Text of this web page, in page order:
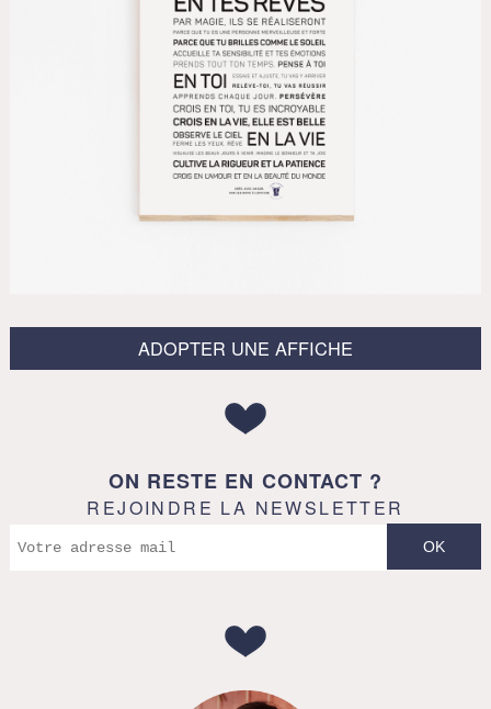
ADOPTER UNE AFFICHE
ON RESTE EN CONTACT ?
REJOINDRE LA NEWSLETTER